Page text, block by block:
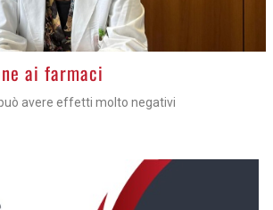
ai farmaci
può avere effetti molto negativi